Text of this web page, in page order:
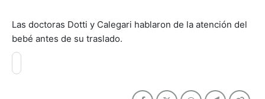
Las doctoras Dotti y Calegari hablaron de la atención del
bebé antes de su traslado.